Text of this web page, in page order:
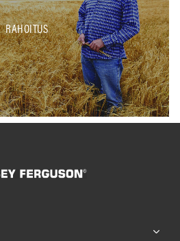
RAHOITUS